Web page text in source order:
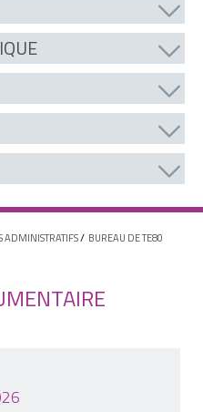
ADMINISTRATIFS BUREAU DE TE80